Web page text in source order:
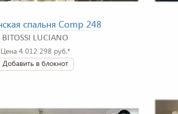
спальня Comp 248
BITOSSI LUCIANO
Цена 4 012 298 руб.*
Добавить в блокнот